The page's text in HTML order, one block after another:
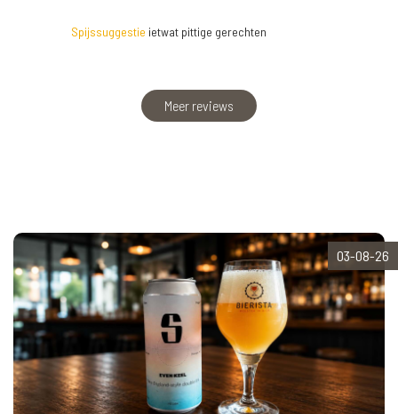
Spijssuggestie ietwat pittige gerechten
Meer reviews
03-08-26